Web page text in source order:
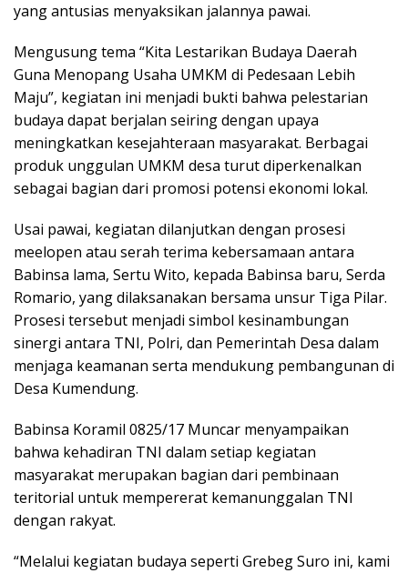
yang antusias menyaksikan jalannya pawai.
Mengusung tema “Kita Lestarikan Budaya Daerah
Guna Menopang Usaha UMKM di Pedesaan Lebih
Maju”, kegiatan ini menjadi bukti bahwa pelestarian
budaya dapat berjalan seiring dengan upaya
meningkatkan kesejahteraan masyarakat. Berbagai
produk unggulan UMKM desa turut diperkenalkan
sebagai bagian dari promosi potensi ekonomi lokal.
Usai pawai, kegiatan dilanjutkan dengan prosesi
meelopen atau serah terima kebersamaan antara
Babinsa lama, Sertu Wito, kepada Babinsa baru, Serda
Romario, yang dilaksanakan bersama unsur Tiga Pilar.
Prosesi tersebut menjadi simbol kesinambungan
sinergi antara TNI, Polri, dan Pemerintah Desa dalam
menjaga keamanan serta mendukung pembangunan di
Desa Kumendung.
Babinsa Koramil 0825/17 Muncar menyampaikan
bahwa kehadiran TNI dalam setiap kegiatan
masyarakat merupakan bagian dari pembinaan
teritorial untuk mempererat kemanunggalan TNI
dengan rakyat.
“Melalui kegiatan budaya seperti Grebeg Suro ini, kami